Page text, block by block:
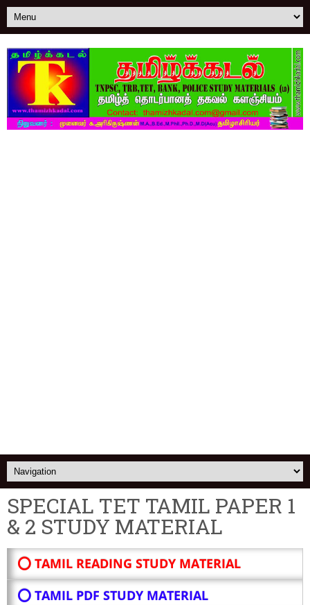
SPECIAL TET TAMIL PAPER 1
& 2 STUDY MATERIAL
⭕ TAMIL READING STUDY MATERIAL
⭕ TAMIL PDF STUDY MATERIAL